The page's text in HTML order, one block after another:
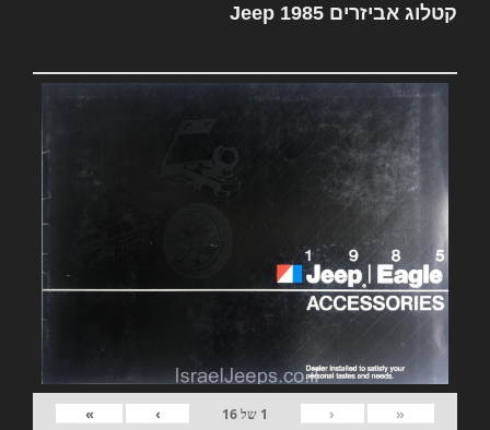
קטלוג אביזרים Jeep 1985
«
‹
1 של16
›
»